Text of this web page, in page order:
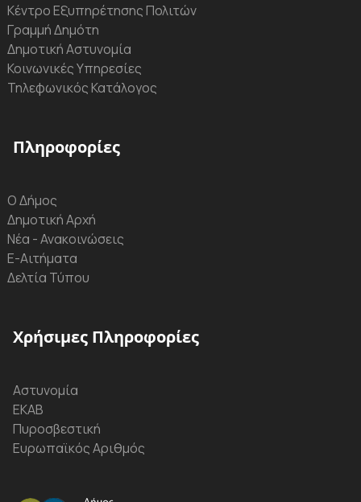
Κέντρο Εξυπηρέτησης Πολιτών
Γραμμή Δημότη
Δημοτική Αστυνομία
Κοινωνικές Υπηρεσίες
Τηλεφωνικός Κατάλογος
Πληροφορίες
Ο Δήμος
Δημοτική Αρχή
Νέα - Ανακοινώσεις
Ε-Αιτήματα
Δελτία Τύπου
Χρήσιμες Πληροφορίες
Αστυνομία
ΕΚΑΒ
Πυροσβεστική
Ευρωπαϊκός Αριθμός